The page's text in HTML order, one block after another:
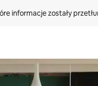
informacje zostały